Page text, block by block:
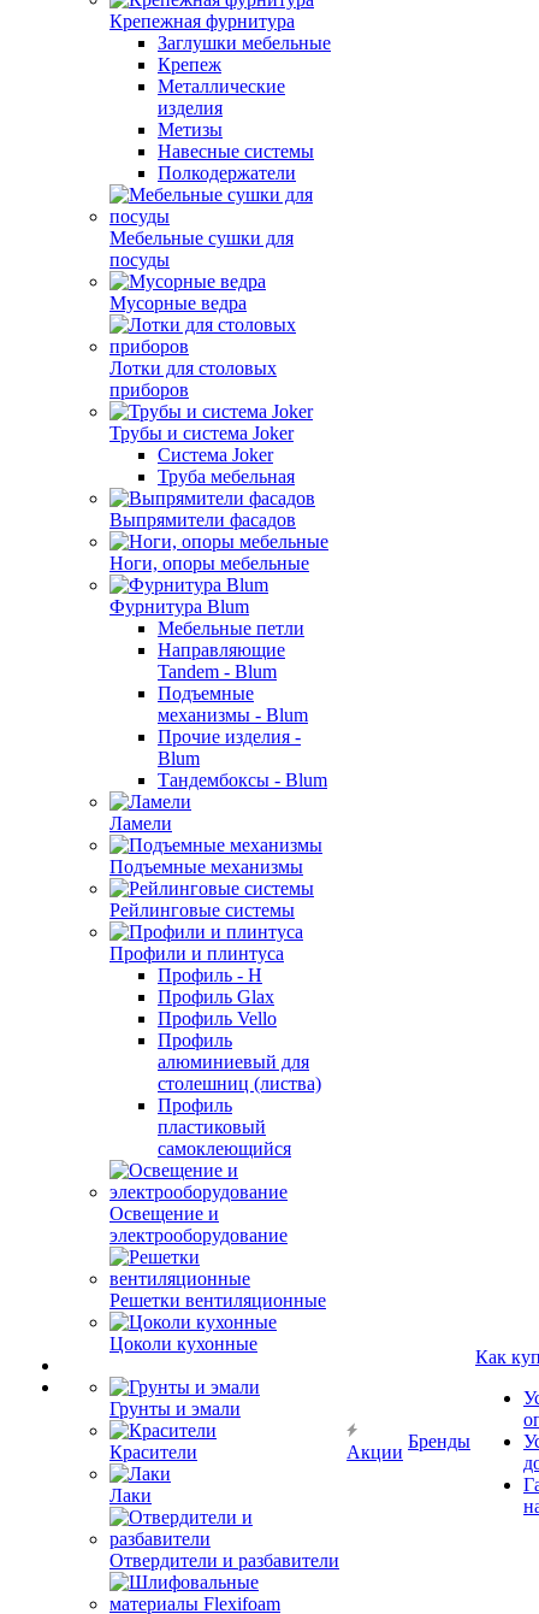
Крепежная фурнитура
Заглушки мебельные
Крепеж
Металлические
изделия
Метизы
Навесные системы
Полкодержатели
Мебельные сушки для
посуды
Мусорные ведра
Лотки для столовых
приборов
Трубы и система Joker
Система Joker
Труба мебельная
Выпрямители фасадов
Ноги, опоры мебельные
Фурнитура Blum
Мебельные петли
Направляющие
Tandem - Blum
Подъемные
механизмы - Blum
Прочие изделия -
Blum
Тандембоксы - Blum
Ламели
Подъемные механизмы
Рейлинговые системы
Профили и плинтуса
Профиль - H
Профиль Glax
Профиль Vello
Профиль
алюминиевый для
столешниц (листва)
Профиль
пластиковый
самоклеющийся
Освещение и
электрооборудование
Решетки вентиляционные
Цоколи кухонные
Грунты и эмали
Красители
Лаки
Отвердители и разбавители
Акции
Бренды
Как